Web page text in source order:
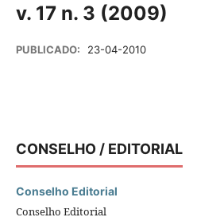
v. 17 n. 3 (2009)
PUBLICADO: 23-04-2010
CONSELHO / EDITORIAL
Conselho Editorial
Conselho Editorial